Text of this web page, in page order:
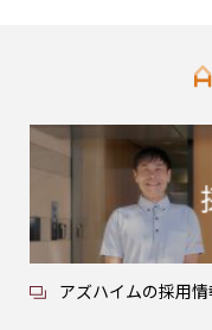
アズハイムの採用情